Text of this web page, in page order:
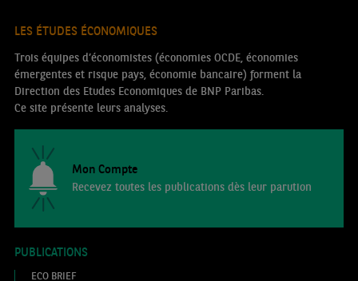
LES ÉTUDES ÉCONOMIQUES
Trois équipes d’économistes (économies OCDE, économies
émergentes et risque pays, économie bancaire) forment la
Direction des Etudes Economiques de BNP Paribas.
Ce site présente leurs analyses.
Mon Compte
Recevez toutes les publications dès leur parution
PUBLICATIONS
ECO BRIEF